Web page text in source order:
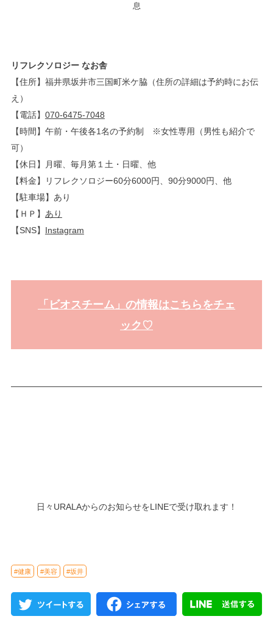
息
リフレクソロジー なお舎
【住所】福井県坂井市三国町米ケ脇（住所の詳細は予約時にお伝
え）
【電話】 070-6475-7048
【時間】午前・午後各1名の予約制 ※女性専用（男性も紹介で
可）
【休日】月曜、毎月第１土・日曜、他
【料金】リフレクソロジー60分6000円、90分9000円、他
【駐車場】あり
【ＨＰ】 あり
【SNS】 Instagram
「ビオスチーム」の情報はこちらをチェ
ック♡
日々URALAからのお知らせをLINEで受け取れます！
#健康 #美容 #坂井